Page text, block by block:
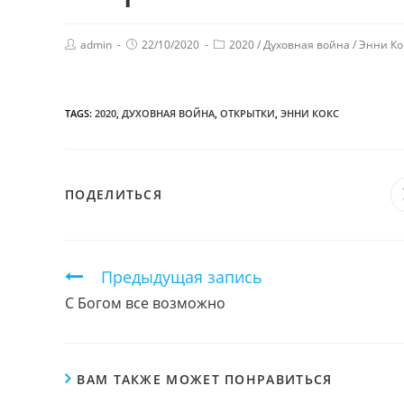
admin 22/10/2020 2020/Духовная война /Энни
TAGS: 2020 ДУХОВНАЯ ВОЙНА ОТКРЫТКИ ЭННИ КОКС
ПОДЕЛИТЬСЯ
Продолжить
чтение
Предыдущая запись
С Богом все возможно
ВАМ ТАКЖЕ МОЖЕТ ПОНРАВИТЬСЯ